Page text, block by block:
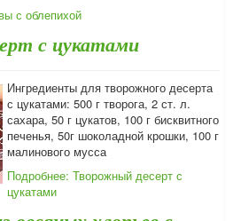
с облепихой
с цукатами
Ингредиенты для творожного десерта
с цукатами: 500 г творога, 2 ст. л.
сахара, 50 г цукатов, 100 г бисквитного
печенья, 50г шоколадной крошки, 100 г
малинового мусса
Подробнее: Творожный десерт с
цукатами